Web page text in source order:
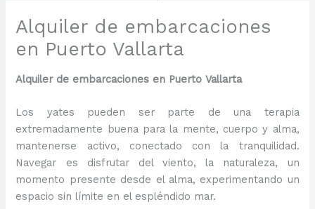
Alquiler de embarcaciones
en Puerto Vallarta
Alquiler de embarcaciones en Puerto Vallarta
Los yates pueden ser parte de una terapia
extremadamente buena para la mente, cuerpo y alma,
mantenerse activo, conectado con la tranquilidad.
Navegar es disfrutar del viento, la naturaleza, un
momento presente desde el alma, experimentando un
espacio sin límite en el espléndido mar.